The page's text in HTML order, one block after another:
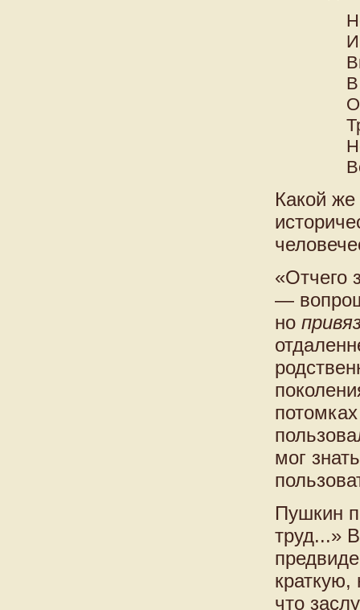
Какой же
«Отчего
—
но
мог
Пушкин
труд...»
краткую,
что